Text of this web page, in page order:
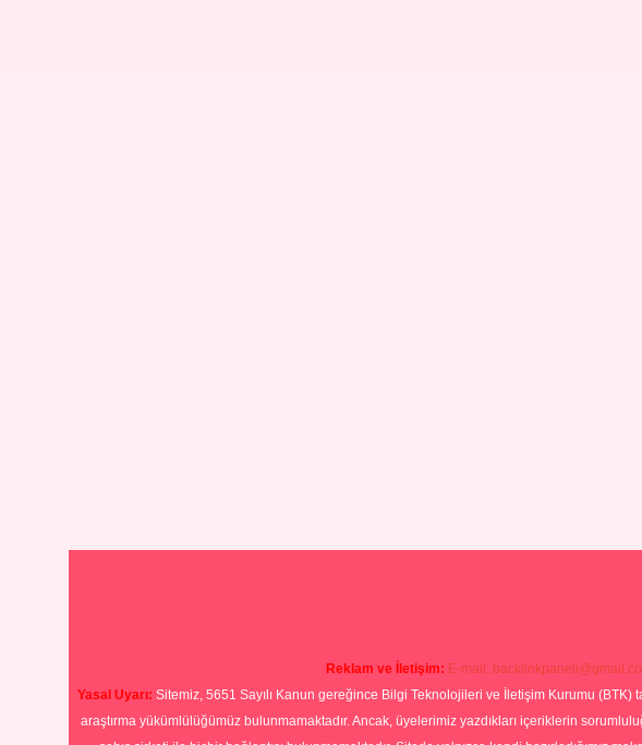
Reklam ve İletişim: E-mail:
Yasal Uyarı: Sitemiz, 5651 Sayılı Kanun gereğince Bilgi Teknolojileri ve İletişim Kurumu
araştırma yükümlülüğümüz bulunmamaktadır. Ancak, üyelerimiz yazdıkları içeriklerin